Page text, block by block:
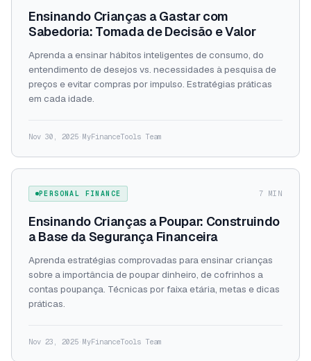
Ensinando Crianças a Gastar com
Sabedoria: Tomada de Decisão e Valor
Aprenda a ensinar hábitos inteligentes de consumo, do
entendimento de desejos vs. necessidades à pesquisa de
preços e evitar compras por impulso. Estratégias práticas
em cada idade.
Nov 30, 2025· MyFinanceTools Team
PERSONAL FINANCE 7 MIN
Ensinando Crianças a Poupar: Construindo
a Base da Segurança Financeira
Aprenda estratégias comprovadas para ensinar crianças
sobre a importância de poupar dinheiro, de cofrinhos a
contas poupança. Técnicas por faixa etária, metas e dicas
práticas.
Nov 23, 2025· MyFinanceTools Team